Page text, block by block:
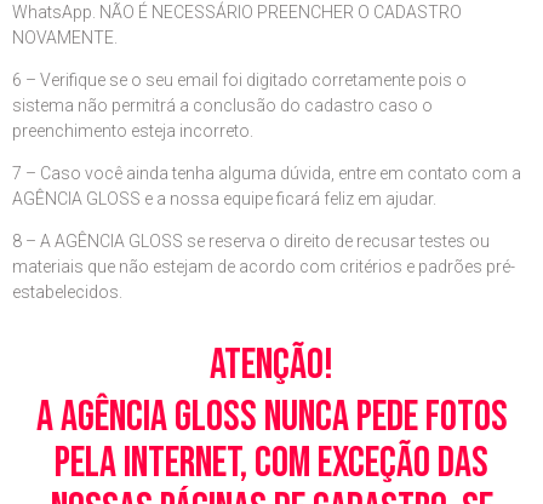
WhatsApp. NÃO É NECESSÁRIO PREENCHER O CADASTRO
NOVAMENTE.
6 – Verifique se o seu email foi digitado corretamente pois o
sistema não permitrá a conclusão do cadastro caso o
preenchimento esteja incorreto.
7 – Caso você ainda tenha alguma dúvida, entre em contato com a
AGÊNCIA GLOSS e a nossa equipe ficará feliz em ajudar.
8 – A AGÊNCIA GLOSS se reserva o direito de recusar testes ou
materiais que não estejam de acordo com critérios e padrões pré-
estabelecidos.
Atenção!
A Agência Gloss nunca pede fotos
pela Internet, com exceção das